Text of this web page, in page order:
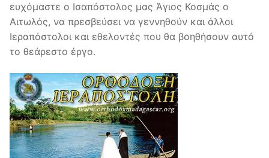
ευχόμαστε ο Ισαπόστολος μας Άγιος Κοσμάς ο
Αιτωλός, να πρεσβεύσει να γεννηθούν και άλλοι
Ιεραπόστολοι και εθελοντές που θα βοηθήσουν αυτό
το θεάρεστο έργο.